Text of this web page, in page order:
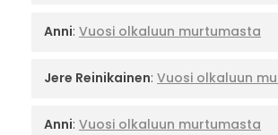
Anni: Vuosi olkaluun murtumasta
Jere Reinikainen: Vuosi olkaluun
Anni: Vuosi olkaluun murtumasta